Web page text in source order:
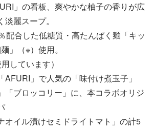
」の看板、爽やかな柚子の香りが広
麗スープ。
配合した低糖質・高たんぱく麺「キッ
」（※）使用。
しています）
AFURI」で人気の「味付け煮玉子」
「ブロッコリー」に、本コラボオリジ
オイル漬けセミドライトマト」の計5